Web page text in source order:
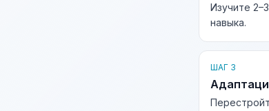
Изучите
навыка.
ШАГ 3